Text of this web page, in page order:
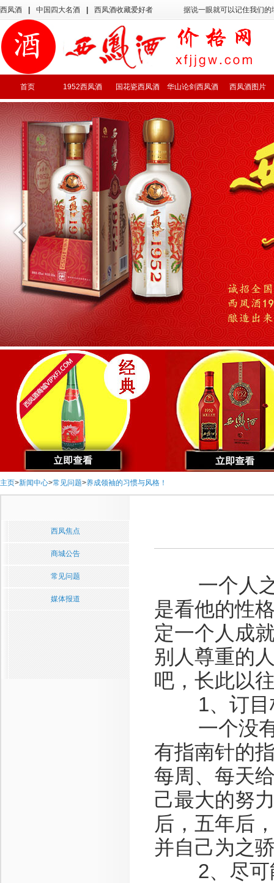
西凤酒 中国四大名酒 西凤酒收藏爱好者 据说一眼就可以记住我们
首页 1952西凤酒 国花瓷西凤酒 华山论剑西凤酒 西凤酒图片
主页>新闻中心>常见问题>养成领袖的习惯与风格！
西凤焦点
商城公告
常见问题
媒体报道
一个人之
是看他的性
定一个人成
别人尊重的
吧，长此以
1、订目
一个没有
有指南针的
每周、每天
己最大的努
后，五年后
并自己为之
2、尽可